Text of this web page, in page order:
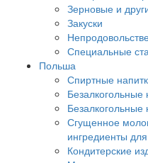
Зерновые и
Закуски
Специальные
Польша
Спиртные
Безалкогольные
Безалкогольные
Сгущенное
ингредиенты
Кондитерские